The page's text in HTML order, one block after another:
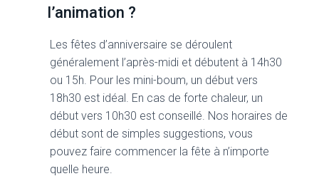
l’animation ?
Les fêtes d’anniversaire se déroulent
généralement l’après-midi et débutent à 14h30
ou 15h. Pour les mini-boum, un début vers
18h30 est idéal. En cas de forte chaleur, un
début vers 10h30 est conseillé. Nos horaires de
début sont de simples suggestions, vous
pouvez faire commencer la fête à n’importe
quelle heure.